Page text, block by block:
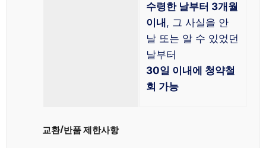
수령한 날부터 3개월
이내 , 그 사실을 안
날 또는 알 수 있었던
날부터
30일 이내에 청약철
회 가능
교환/반품 제한사항